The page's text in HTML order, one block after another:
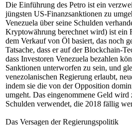
Die Einführung des Petro ist ein
jüngsten US-Finanzsanktionen zu
Venezuela über seine Schulden
Kryptowährung berechnet wird) ist ein
dem Verkauf von Öl basiert, das noch
Tatsache, dass er auf der Blockchain-
dass Investoren Venezuela bezahlen
Sanktionen unterworfen zu sein, und
venezolanischen Regierung erlaubt,
indem sie die von der Opposition
umgeht. Das eingenommene Geld
Schulden verwendet, die 2018 fällig
Das Versagen der Regierungspolitik